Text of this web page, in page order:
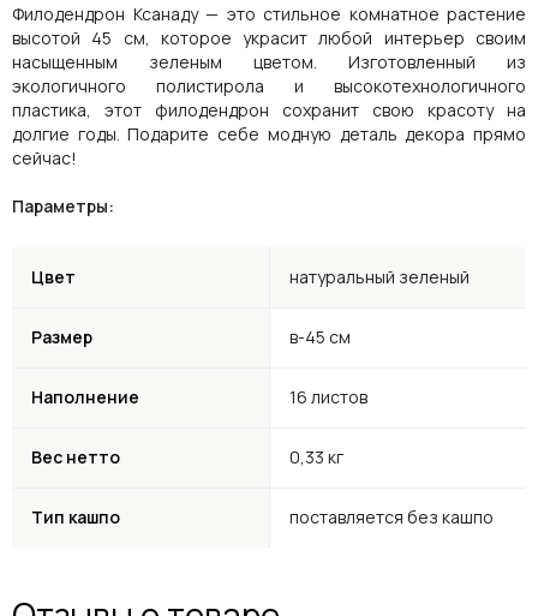
Филодендрон Ксанаду — это стильное комнатное растение
высотой 45 см, которое украсит любой интерьер своим
насыщенным зеленым цветом. Изготовленный из
экологичного полистирола и высокотехнологичного
пластика, этот филодендрон сохранит свою красоту на
долгие годы. Подарите себе модную деталь декора прямо
сейчас!
Параметры:
Цвет натуральный зеленый
Размер в-45 см
Наполнение 16 листов
Вес нетто 0,33 кг
Тип кашпо поставляется без кашпо